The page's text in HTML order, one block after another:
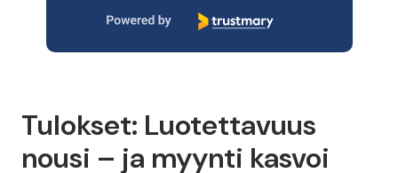
Tulokset: Luotettavuus
nousi – ja myynti kasvoi